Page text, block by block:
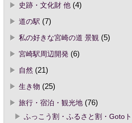
史跡・文化財 他(4)
道の駅 (7)
私の好きな宮崎の道 景観 (5)
宮崎駅周辺開発(6)
自然 (21)
生き物 (25)
旅行・宿泊・観光地(76)
ふっこう割・ふるさと割・Goto